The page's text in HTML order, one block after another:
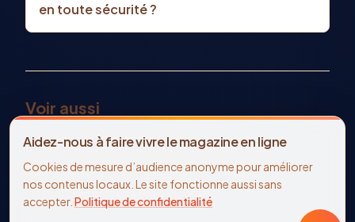
en toute sécurité ?
Voir aussi
Tous les véhicules d'occasion
Voiture occasion Compiègne
Annonces immobilier Compiègne
Offres d'emploi Compiègne
Aidez-nous à faire vivre le magazine en ligne
Cookies de mesure d’audience anonyme pour améliorer
nos contenus locaux. Le site fonctionne aussi sans
accepter. Politique de confidentialité